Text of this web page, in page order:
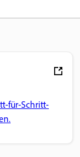
für-Schritt-